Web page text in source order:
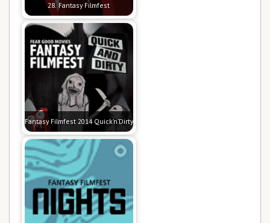
28. Fantasy Filmfest
Fantasy Filmfest 2014 Quick’n’Dirty